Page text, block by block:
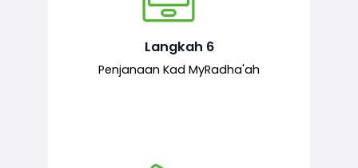
Langkah 6
Penjanaan Kad MyRadha'ah
Setelah permohonan diluluskan, kad
MyRadha’ah akan dijana.